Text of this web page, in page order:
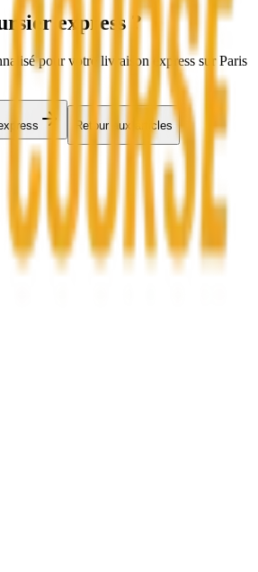
express?
pour votre livraison express sur Paris
Retour aux articles